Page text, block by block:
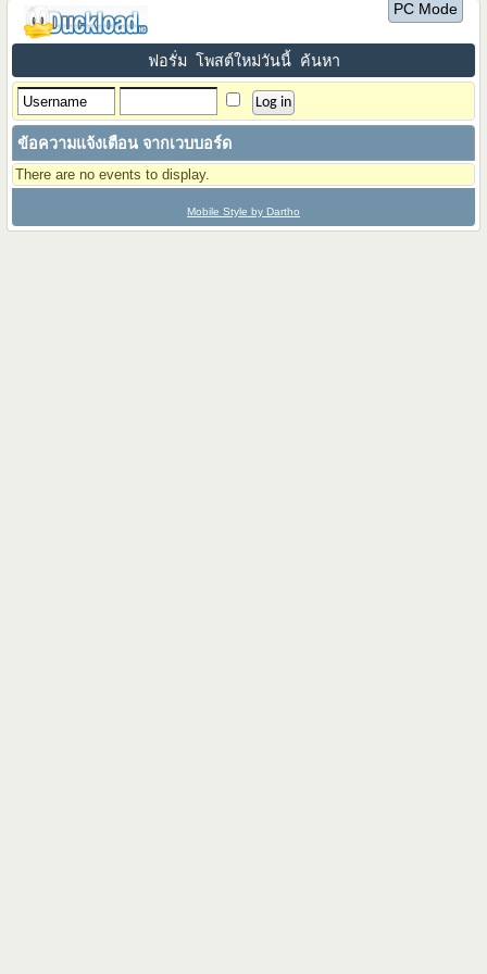
PC Mode
ฟอรั่ม โพสต์ใหม่วันนี้ ค้นหา
ข้อความแจ้งเตือน จากเวบบอร์ด
There are no events to display.
Mobile Style by Dartho